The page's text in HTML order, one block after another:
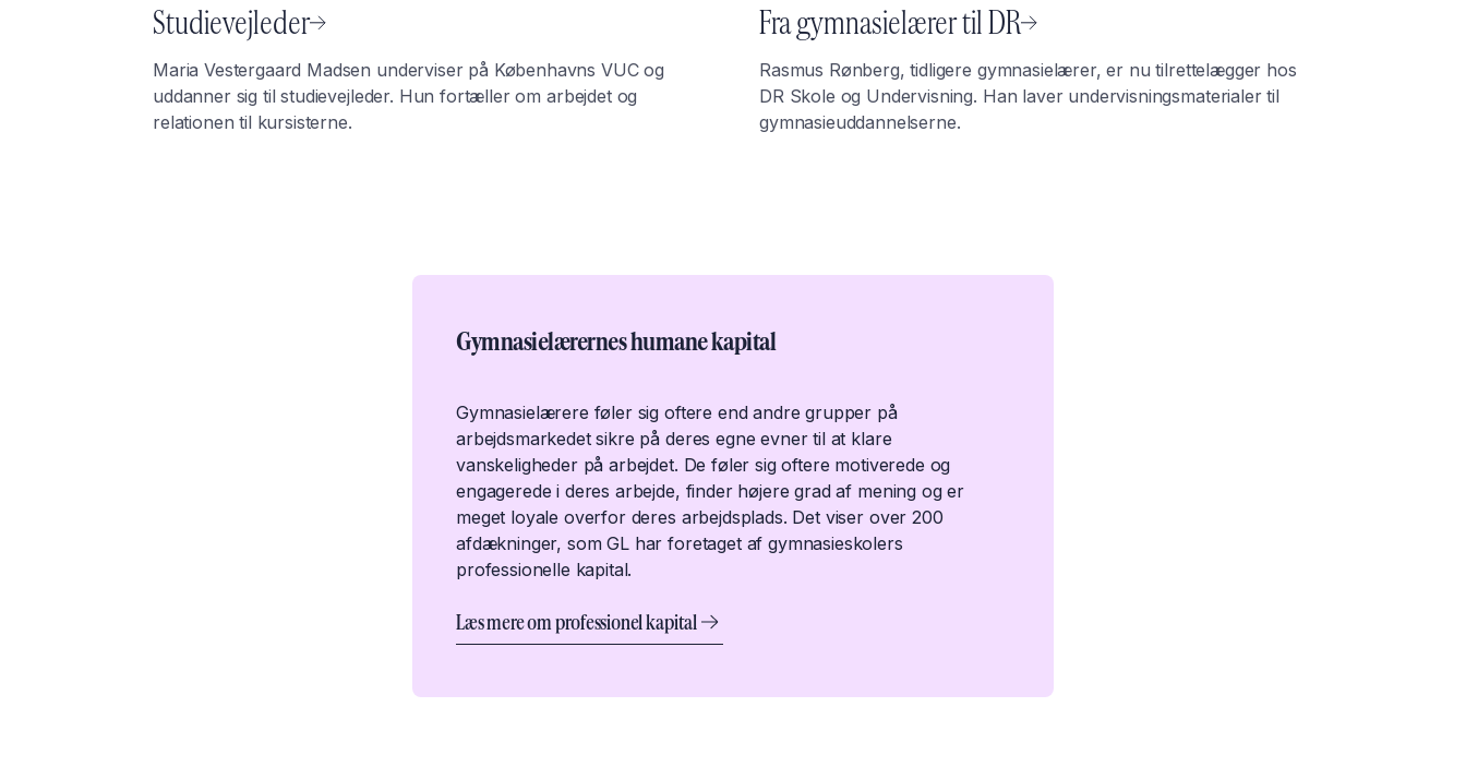
Studievejleder
Maria Vestergaard Madsen underviser på Københavns VUC og
uddanner sig til studievejleder. Hun fortæller om arbejdet og
relationen til kursisterne.
Fra gymnasielærer til DR
Rasmus Rønberg, tidligere gymnasielærer, er nu tilrettelægger hos
DR Skole og Undervisning. Han laver undervisningsmaterialer til
gymnasieuddannelserne.
Gymnasielærernes humane kapital
Gymnasielærere føler sig oftere end andre grupper på
arbejdsmarkedet sikre på deres egne evner til at klare
vanskeligheder på arbejdet. De føler sig oftere motiverede og
engagerede i deres arbejde, finder højere grad af mening og er
meget loyale overfor deres arbejdsplads. Det viser over 200
afdækninger, som GL har foretaget af gymnasieskolers
professionelle kapital.
Læs mere om professionel kapital